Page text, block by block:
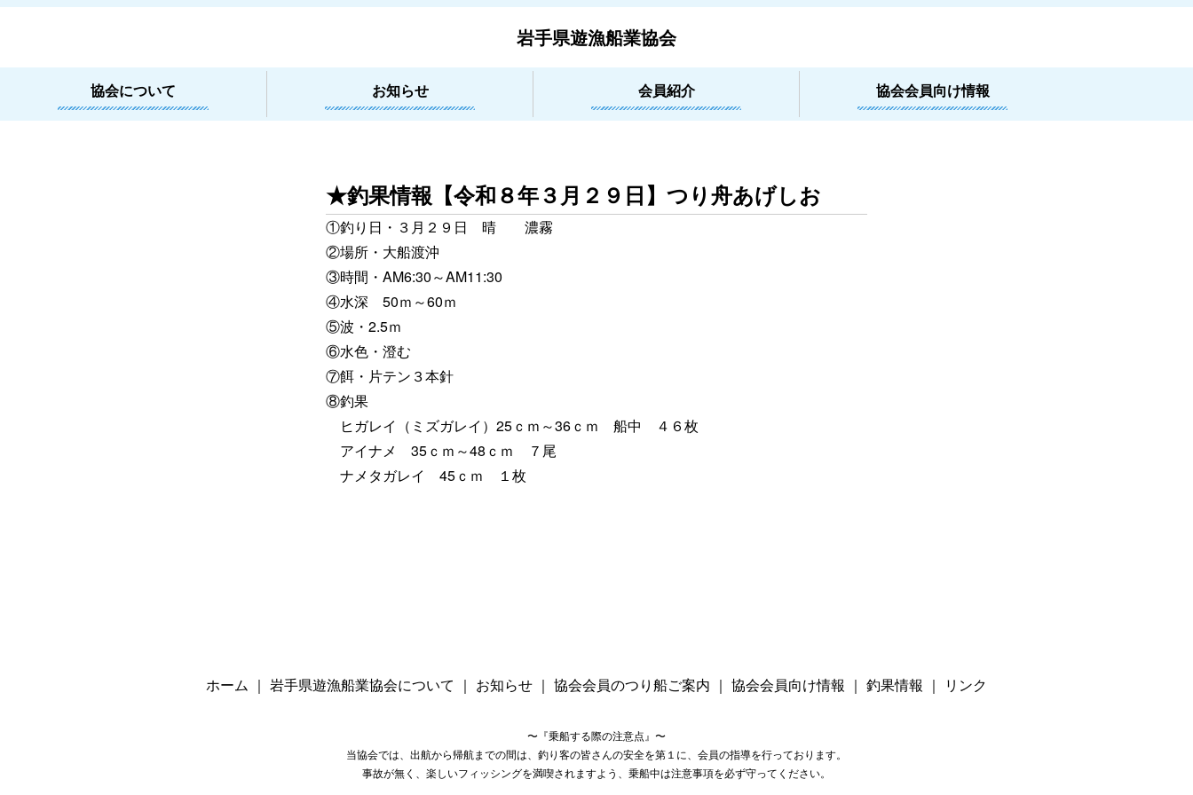
岩手県遊漁船業協会
協会について お知らせ 会員紹介 協会会員向け情報
★釣果情報【令和８年３月２９日】つり舟あげしお
①釣り日・３月２９日 晴 濃霧
②場所・大船渡沖
③時間・AM6:30～AM11:30
④水深 50ｍ～60ｍ
⑤波・2.5ｍ
⑥水色・澄む
⑦餌・片テン３本針
⑧釣果
ヒガレイ（ミズガレイ）25ｃｍ～36ｃｍ 船中 ４６枚
アイナメ 35ｃｍ～48ｃｍ ７尾
ナメタガレイ 45ｃｍ １枚
ホーム ｜ 岩手県遊漁船業協会について ｜ お知らせ ｜ 協会会員のつり船ご案内 ｜ 協会会員向け情報 ｜ 釣果情報 ｜ リンク
〜『乗船する際の注意点』〜
当協会では、出航から帰航までの間は、釣り客の皆さんの安全を第１に、会員の指導を行っております。
事故が無く、楽しいフィッシングを満喫されますよう、乗船中は注意事項を必ず守ってください。